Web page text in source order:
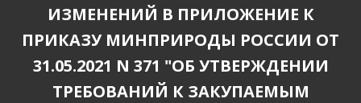
ИЗМЕНЕНИЙ В ПРИЛОЖЕНИЕ К
ПРИКАЗУ МИНПРИРОДЫ РОССИИ ОТ
31.05.2021 N 371 "ОБ УТВЕРЖДЕНИИ
ТРЕБОВАНИЙ К ЗАКУПАЕМЫМ